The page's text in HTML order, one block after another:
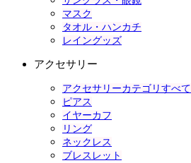
マスク
タオル・ハンカチ
レイングッズ
アクセサリー
アクセサリーカテゴリすべて
ピアス
イヤーカフ
リング
ネックレス
ブレスレット